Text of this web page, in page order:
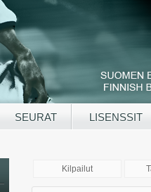
SEURAT LISENSSIT